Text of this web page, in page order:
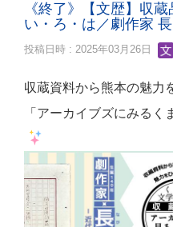
《終了》【文歴】収
い・ろ・は／劇作家 長
投稿日時 : 2025年03月26日
収蔵資料から熊本の魅力
「アーカイブズにみる